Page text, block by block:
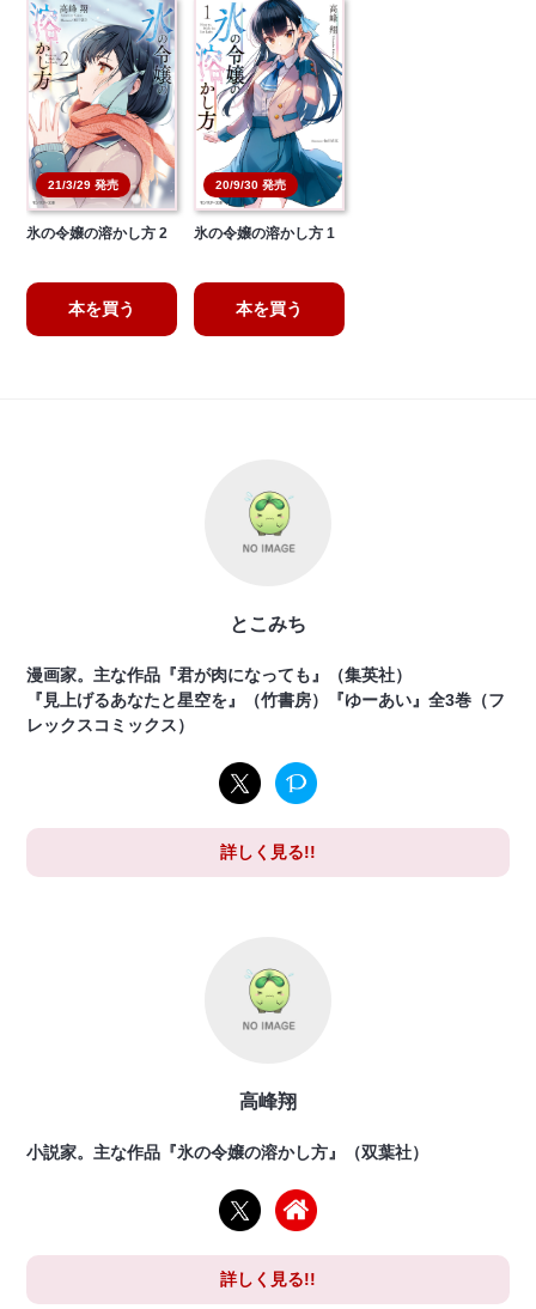
21/3/29 発売
氷の令嬢の溶かし方 2
本を買う
20/9/30 発売
氷の令嬢の溶かし方 1
本を買う
とこみち
漫画家。主な作品『君が肉になっても』（集英社）
『見上げるあなたと星空を』（竹書房）『ゆーあい』全3巻（フ
レックスコミックス）
詳しく見る!!
高峰翔
小説家。主な作品『氷の令嬢の溶かし方』（双葉社）
詳しく見る!!